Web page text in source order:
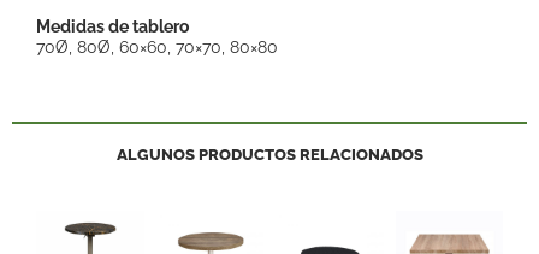
Medidas de tablero
70Ø, 80Ø, 60×60, 70×70, 80×80
ALGUNOS PRODUCTOS RELACIONADOS